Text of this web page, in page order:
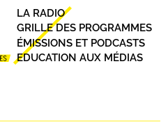
Principal
LA RADIO
GRILLE DES PROGRAMMES
ÉMISSIONS ET PODCASTS
EDUCATION AUX MÉDIAS